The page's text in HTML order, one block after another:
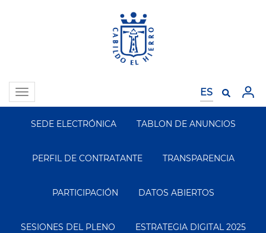
Toggle
navigation
Segundo
Menu
SEDE ELECTRÓNICA TABLON DE ANUNCIOS
PERFIL DE CONTRATANTE TRANSPARENCIA
PARTICIPACIÓN DATOS ABIERTOS
SESIONES DEL PLENO ESTRATEGIA DIGITAL 2025